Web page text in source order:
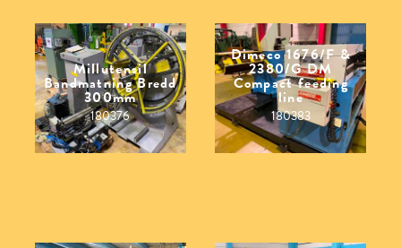
Millutensil
Bandmatning Bredd
300mm
180376
Dimeco 1676/F &
2380/G DM
Compact feeding
line
180383